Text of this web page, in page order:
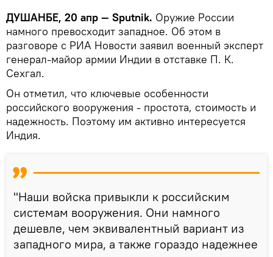
ДУШАНБЕ, 20 апр — Sputnik. Оружие России
намного превосходит западное. Об этом в
разговоре с РИА Новости заявил военный эксперт
генерал-майор армии Индии в отставке П. К.
Сехгал.
Он отметил, что ключевые особенности
российского вооружения - простота, стоимость и
надежность. Поэтому им активно интересуется
Индия.
"Наши войска привыкли к российским
системам вооружения. Они намного
дешевле, чем эквивалентный вариант из
западного мира, а также гораздо надежнее